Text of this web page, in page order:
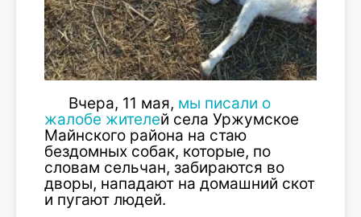
Вчера, 11 мая, мы писали о
жалобе жителей села Уржумское
Майнского района на стаю
бездомных собак, которые, по
словам сельчан, забираются во
дворы, нападают на домашний скот
и пугают людей.